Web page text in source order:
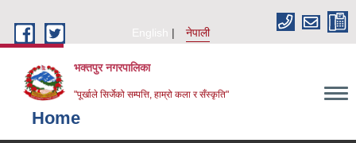
English
नेपाली
भक्तपुर नगरपालिका
"पूर्खाले सिर्जेको सम्पत्ति, हाम्रो कला र सँस्कृति"
Home